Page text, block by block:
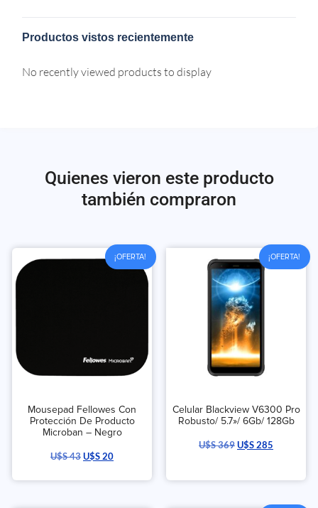
Productos vistos recientemente
No recently viewed products to display
Quienes vieron este producto
también compraron
¡OFERTA!
Mousepad Fellowes Con
Protección De Producto
Microban – Negro
U$S43U$S20
¡OFERTA!
Celular Blackview V6300 Pro
Robusto/ 5.7»/ 6Gb/ 128Gb
U$S369U$S285